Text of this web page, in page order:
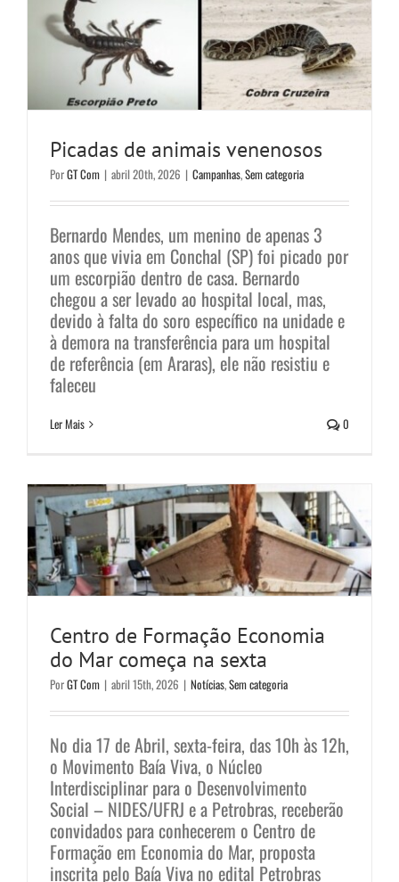
Picadas de animais venenosos
PorGT Com | abril 20th, 2026 | Campanhas,Sem categoria
Bernardo Mendes, um menino de apenas 3
anos que vivia em Conchal (SP) foi picado por
um escorpião dentro de casa. Bernardo
chegou a ser levado ao hospital local, mas,
devido à falta do soro específico na unidade e
à demora na transferência para um hospital
de referência (em Araras), ele não resistiu e
faleceu
Ler Mais 0
Centro de Formação Economia do
Notícias Sem categoria
Centro de Formação Economia
do Mar começa na sexta
PorGT Com | abril 15th, 2026 | Notícias,Sem categoria
No dia 17 de Abril, sexta-feira, das 10h às 12h,
o Movimento Baía Viva, o Núcleo
Interdisciplinar para o Desenvolvimento
Social – NIDES/UFRJ e a Petrobras, receberão
convidados para conhecerem o Centro de
Formação em Economia do Mar, proposta
inscrita pelo Baía Viva no edital Petrobras